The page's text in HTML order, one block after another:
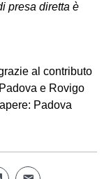
presa diretta è
al contributo
e Rovigo
Padova